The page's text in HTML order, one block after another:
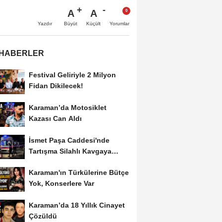
Yazdır
A
Büyüt
A
Küçült Yorumlar
Festival Geliriyle 2 Milyon
Fidan Dikilecek!
Karaman’da Motosiklet
Kazası Can Aldı
İsmet Paşa Caddesi'nde
Tartışma Silahlı Kavgaya
Karaman'ın Türkülerine Bütçe
Yok, Konserlere Var
Karaman’da 18 Yıllık Cinayet
Çözüldü